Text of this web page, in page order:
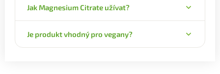
ve vodě a dobře vstřebatelná.
obsahuje 375 mg hořčíku, což odpovídá 100 %
doporučené denní dávky.
Jak Magnesium Citrate užívat?
prášku ve vodě nebo šťávě.
Je produkt vhodný pro vegany?